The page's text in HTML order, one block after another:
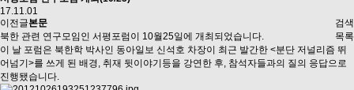
17.11.01
이전글
검색
목록
본문
북한 관련 연구모임인 서평포럼이 10월25일에 개최되었습니다.
이 날 포럼은 북한학 박사인 동아일보 신석호 차장이 최근 발간한 <분단 저널리즘 뛰
어넘기>를 쓰게 된 배경, 취재 뒷이야기등을 강연한 후, 참석자들과의 질의 응답으로
진행됐습니다.